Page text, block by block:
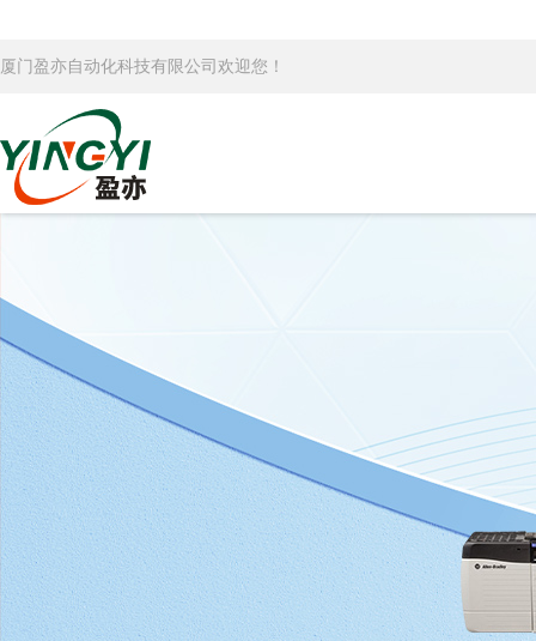
厦门盈亦自动化科技有限公司欢迎您！